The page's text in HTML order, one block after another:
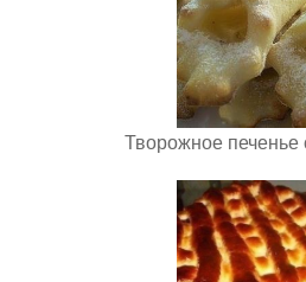
Творожное печенье